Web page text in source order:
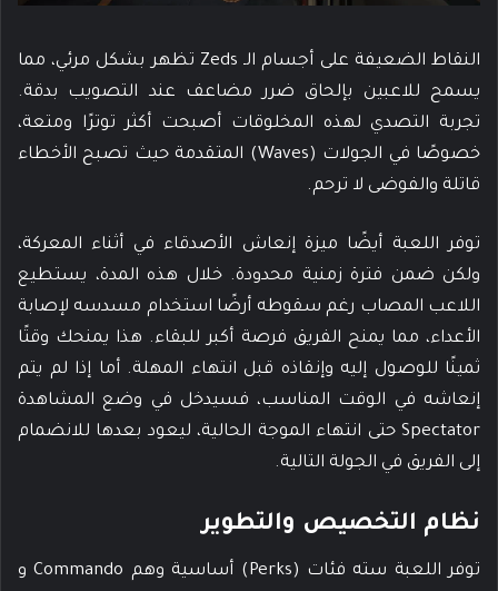
النقاط الضعيفة على أجسام الـ Zeds تظهر بشكل مرئي، مما
يسمح للاعبين بإلحاق ضرر مضاعف عند التصويب بدقة.
تجربة التصدي لهذه المخلوقات أصبحت أكثر توترًا ومتعة،
خصوصًا في الجولات (Waves) المتقدمة حيث تصبح الأخطاء
قاتلة والفوضى لا ترحم.
توفر اللعبة أيضًا ميزة إنعاش الأصدقاء في أثناء المعركة،
ولكن ضمن فترة زمنية محدودة. خلال هذه المدة، يستطيع
اللاعب المصاب رغم سقوطه أرضًا استخدام مسدسه لإصابة
الأعداء، مما يمنح الفريق فرصة أكبر للبقاء. هذا يمنحك وقتًا
ثمينًا للوصول إليه وإنقاذه قبل انتهاء المهلة. أما إذا لم يتم
إنعاشه في الوقت المناسب، فسيدخل في وضع المشاهدة
Spectator حتى انتهاء الموجة الحالية، ليعود بعدها للانضمام
إلى الفريق في الجولة التالية.
نظام التخصيص والتطوير
توفر اللعبة سته فئات (Perks) أساسية وهم Commando و